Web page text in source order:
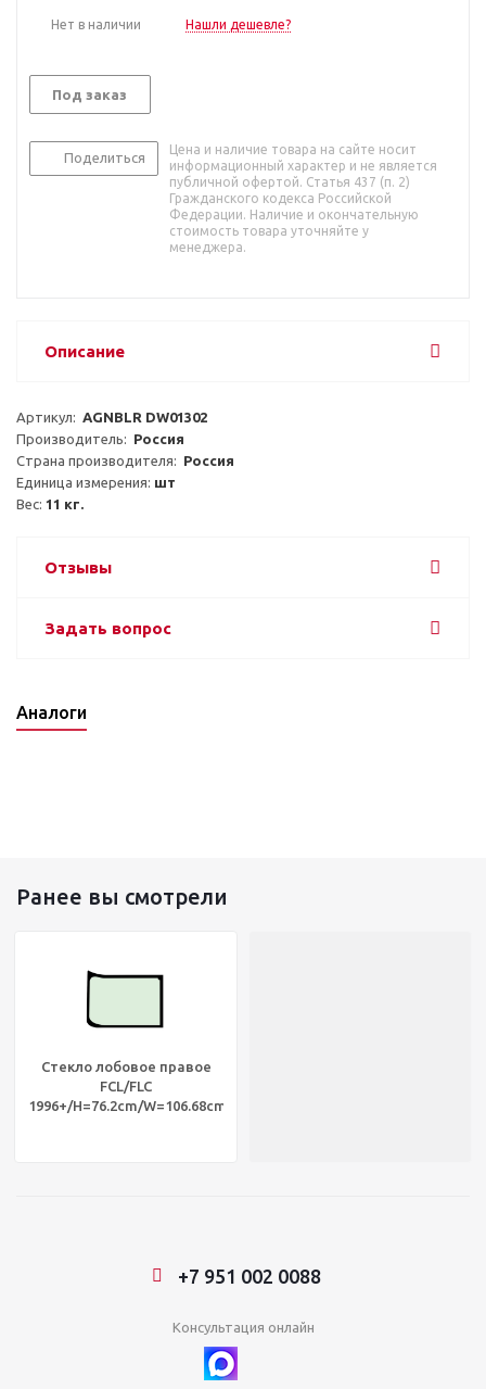
Нет в наличии Нашли дешевле?
Под заказ
Поделиться
Цена и наличие товара на сайте носит
информационный характер и не является
публичной офертой. Статья 437 (п. 2)
Гражданского кодекса Российской
Федерации. Наличие и окончательную
стоимость товара уточняйте у
менеджера.
Описание
Артикул: AGNBLR DW01302
Производитель: Россия
Страна производителя: Россия
Единица измерения: шт
Вес: 11 кг.
Отзывы
Задать вопрос
Аналоги
Ранее вы смотрели
Стекло лобовое правое
FCL/FLC
1996+/H=76.2cm/W=106.68cm,
+7 951 002 0088
Консультация онлайн